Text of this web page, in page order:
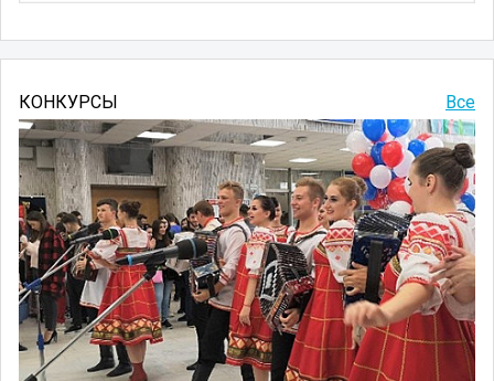
Все
КОНКУРСЫ